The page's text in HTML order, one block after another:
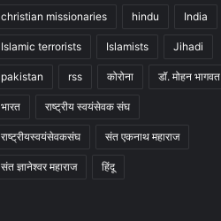
christian missionaries hindu India
Islamic terrorists Islamists Jihadi
pakistan rss कोरोना डॉ. मोहन भागवत
भारत राष्ट्रीय स्वयंसेवक संघ
राष्ट्रीयस्वयंसेवकसंघ संत एकनाथ महाराज
संत ज्ञानेश्वर महाराज हिंदू